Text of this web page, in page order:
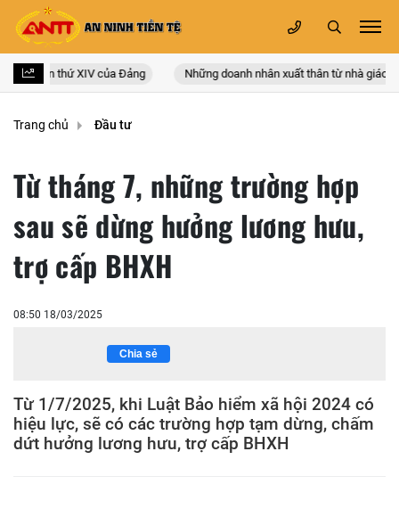
lần thứ XIV của Đảng Những doanh nhân xuất thân từ nhà giáo
Trang chủ Đầu tư
Từ tháng 7, những trường hợp
sau sẽ dừng hưởng lương hưu,
trợ cấp BHXH
08:50 18/03/2025
Chia sẻ
Từ 1/7/2025, khi Luật Bảo hiểm xã hội 2024 có
hiệu lực, sẽ có các trường hợp tạm dừng, chấm
dứt hưởng lương hưu, trợ cấp BHXH